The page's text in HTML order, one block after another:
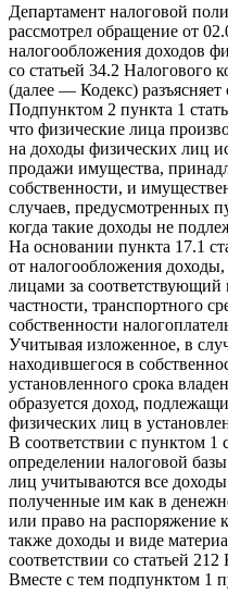
Департамент налоговой
рассмотрел обращение от
налогообложения доходов
со статьей 34.2 Налогового
(далее — Кодекс)
Подпунктом 2 пункта 1
что физические лица
на доходы физических лиц
продажи имущества,
собственности, и
случаев, предусмотренных
когда такие доходы не
На основании пункта 17.1
от налогообложения
лицами за
частности, транспортного
собственности
Учитывая изложенное, в
находившегося в
установленного срока
образуется доход,
физических лиц в
В соответствии с пунктом 1
определении налоговой
лиц учитываются все
полученные им как в
или право на распоряжение
также доходы и виде
соответствии со статьей 212
Вместе с тем подпунктом 1